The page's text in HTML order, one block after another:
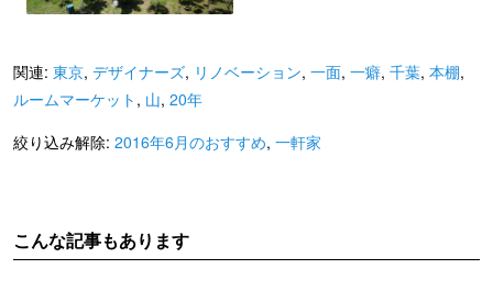
関連: 東京, デザイナーズ, リノベーション, 一面, 一癖, 千葉, 本棚,
ルームマーケット , 山, 20年
絞り込み解除: 2016年6月のおすすめ, 一軒家
こんな記事もあります